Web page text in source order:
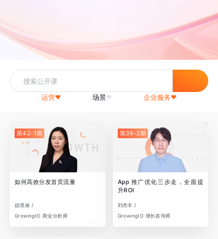
运营 场景 企业服务
第42-1期
如何高效分发首页流量
赵偲迪 /
GrowingIO 商业分析师
第39-2期
App 推广优化三步走，全面提
升ROI
刘杰丰 /
GrowingIO 增长咨询师